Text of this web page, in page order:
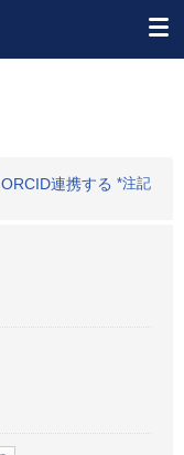
ORCID連携する *注記